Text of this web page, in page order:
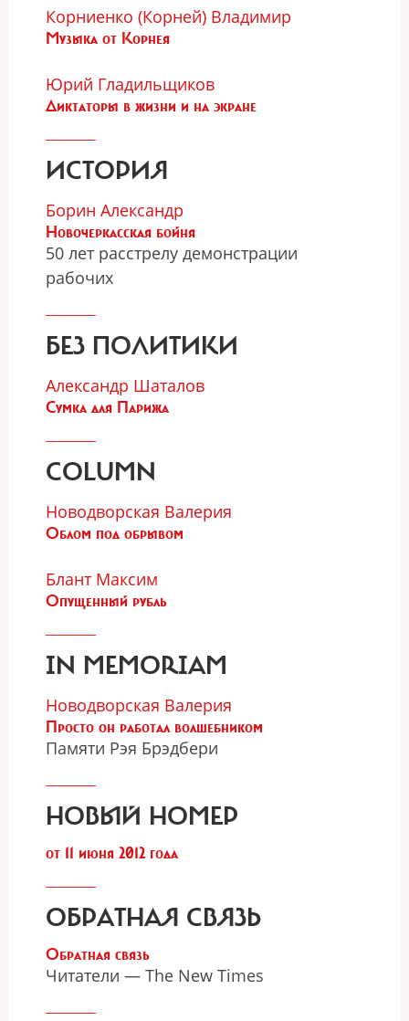
Корниенко (Корней) Владимир
Музыка от Корнея
Юрий Гладильщиков
Диктаторы в жизни и на экране
ИСТОРИЯ
Борин Александр
Новочеркасская бойня
50 лет расстрелу демонстрации
рабочих
БЕЗ ПОЛИТИКИ
Александр Шаталов
Сумка для Парижа
COLUMN
Новодворская Валерия
Облом под обрывом
Блант Максим
Опущенный рубль
IN MEMORIAM
Новодворская Валерия
Просто он работал волшебником
Памяти Рэя Брэдбери
НОВЫЙ НОМЕР
от 11 июня 2012 года
ОБРАТНАЯ СВЯЗЬ
Обратная связь
Читатели — The New Times